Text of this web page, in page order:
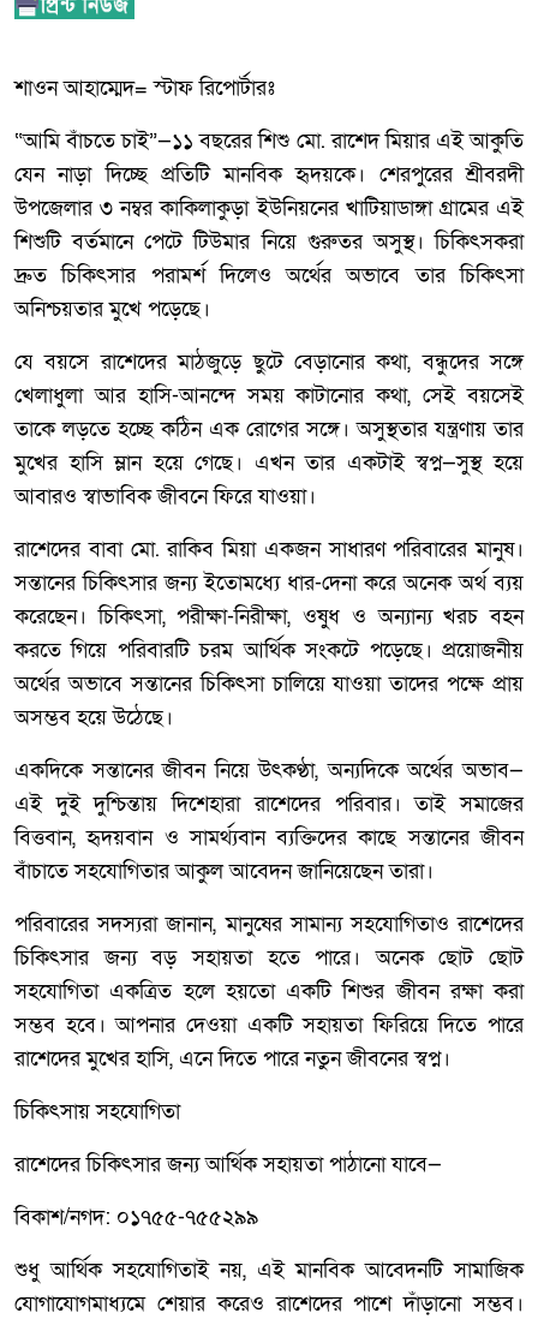
শাওন আহাম্মেদ= স্টাফ রিপোর্টারঃ
“আমি বাঁচতে চাই”—১১ বছরের শিশু মো. রাশেদ মিয়ার এই আকুতি
যেন নাড়া দিচ্ছে প্রতিটি মানবিক হৃদয়কে। শেরপুরের শ্রীবরদী
উপজেলার ৩ নম্বর কাকিলাকুড়া ইউনিয়নের খাটিয়াডাঙ্গা গ্রামের এই
শিশুটি বর্তমানে পেটে টিউমার নিয়ে গুরুতর অসুস্থ। চিকিৎসকরা
দ্রুত চিকিৎসার পরামর্শ দিলেও অর্থের অভাবে তার চিকিৎসা
অনিশ্চয়তার মুখে পড়েছে।
যে বয়সে রাশেদের মাঠজুড়ে ছুটে বেড়ানোর কথা, বন্ধুদের সঙ্গে
খেলাধুলা আর হাসি-আনন্দে সময় কাটানোর কথা, সেই বয়সেই
তাকে লড়তে হচ্ছে কঠিন এক রোগের সঙ্গে। অসুস্থতার যন্ত্রণায় তার
মুখের হাসি ম্লান হয়ে গেছে। এখন তার একটাই স্বপ্ন—সুস্থ হয়ে
আবারও স্বাভাবিক জীবনে ফিরে যাওয়া।
রাশেদের বাবা মো. রাকিব মিয়া একজন সাধারণ পরিবারের মানুষ।
সন্তানের চিকিৎসার জন্য ইতোমধ্যে ধার-দেনা করে অনেক অর্থ ব্যয়
করেছেন। চিকিৎসা, পরীক্ষা-নিরীক্ষা, ওষুধ ও অন্যান্য খরচ বহন
করতে গিয়ে পরিবারটি চরম আর্থিক সংকটে পড়েছে। প্রয়োজনীয়
অর্থের অভাবে সন্তানের চিকিৎসা চালিয়ে যাওয়া তাদের পক্ষে প্রায়
অসম্ভব হয়ে উঠেছে।
একদিকে সন্তানের জীবন নিয়ে উৎকণ্ঠা, অন্যদিকে অর্থের অভাব—
এই দুই দুশ্চিন্তায় দিশেহারা রাশেদের পরিবার। তাই সমাজের
বিত্তবান, হৃদয়বান ও সামর্থ্যবান ব্যক্তিদের কাছে সন্তানের জীবন
বাঁচাতে সহযোগিতার আকুল আবেদন জানিয়েছেন তারা।
পরিবারের সদস্যরা জানান, মানুষের সামান্য সহযোগিতাও রাশেদের
চিকিৎসার জন্য বড় সহায়তা হতে পারে। অনেক ছোট ছোট
সহযোগিতা একত্রিত হলে হয়তো একটি শিশুর জীবন রক্ষা করা
সম্ভব হবে। আপনার দেওয়া একটি সহায়তা ফিরিয়ে দিতে পারে
রাশেদের মুখের হাসি, এনে দিতে পারে নতুন জীবনের স্বপ্ন।
চিকিৎসায় সহযোগিতা
রাশেদের চিকিৎসার জন্য আর্থিক সহায়তা পাঠানো যাবে—
বিকাশ/নগদ: ০১৭৫৫-৭৫৫২৯৯
শুধু আর্থিক সহযোগিতাই নয়, এই মানবিক আবেদনটি সামাজিক
যোগাযোগমাধ্যমে শেয়ার করেও রাশেদের পাশে দাঁড়ানো সম্ভব।